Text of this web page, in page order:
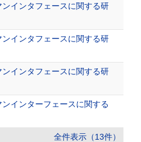
ンインタフェースに関する研
ンインタフェースに関する研
ンインタフェースに関する研
ンインターフェースに関する
全件表示（13件）